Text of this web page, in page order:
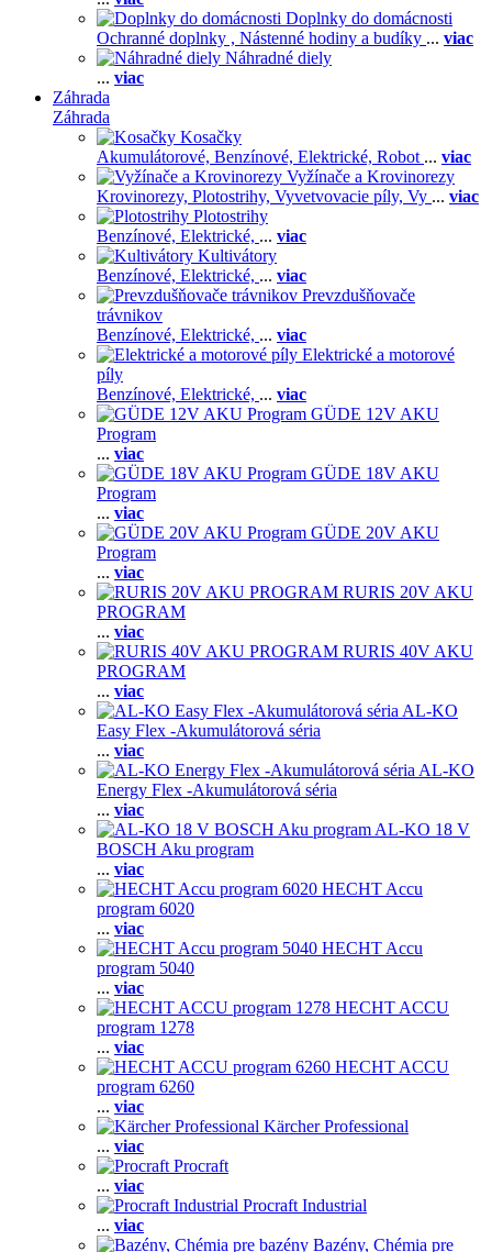
Doplnky do domácnosti
Ochranné doplnky , Nástenné hodiny a budíky ... viac
Náhradné diely
... viac
Záhrada
Záhrada
Kosačky
Akumulátorové, Benzínové, Elektrické, Robot ... viac
Vyžínače a Krovinorezy
Krovinorezy, Plotostrihy, Vyvetvovacie píly, Vy ... viac
Plotostrihy
Benzínové, Elektrické, ... viac
Kultivátory
Benzínové, Elektrické, ... viac
Prevzdušňovače
trávnikov
Benzínové, Elektrické, ... viac
Elektrické a motorové
píly
Benzínové, Elektrické, ... viac
GÜDE 12V AKU
Program
... viac
GÜDE 18V AKU
Program
... viac
GÜDE 20V AKU
Program
... viac
RURIS 20V AKU
PROGRAM
... viac
RURIS 40V AKU
PROGRAM
... viac
AL-KO
Easy Flex -Akumulátorová séria
... viac
AL-KO
Energy Flex -Akumulátorová séria
... viac
AL-KO 18 V
BOSCH Aku program
... viac
HECHT Accu
program 6020
... viac
HECHT Accu
program 5040
... viac
HECHT ACCU
program 1278
... viac
HECHT ACCU
program 6260
... viac
Kärcher Professional
... viac
Procraft
... viac
Procraft Industrial
... viac
Bazény, Chémia pre